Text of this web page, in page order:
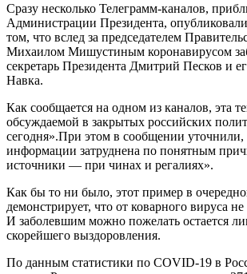
Сразу несколько Телеграмм-каналов,
Администрации Президента,
том, что вслед за председателем
Михаилом Мишустиным коронавирусом
секретарь Президента Дмитрий Песков и
Навка.
Как сообщается на одном из каналов, эта
обсуждаемой в закрытых российских
сегодня».При этом в сообщении
информации затруднена по понятным
источники — при чинах и регалиях».
Как бы то ни было, этот пример в
демонстрирует, что от коварного вируса не
И заболевшим можно пожелать остается
скорейшего выздоровления.
По данным статистики по COVID-19 в